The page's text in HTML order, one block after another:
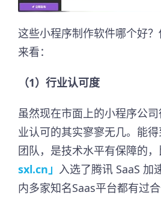
这些小程序制作软件哪个好
来看：
（1）行业认可度
虽然现在市面上的小程序公
业认可的其实寥寥无几。能
团队，是技术水平有保障的，
sxl.cn」 入选了腾讯 SaaS 加
内多家知名Saas平台都有过